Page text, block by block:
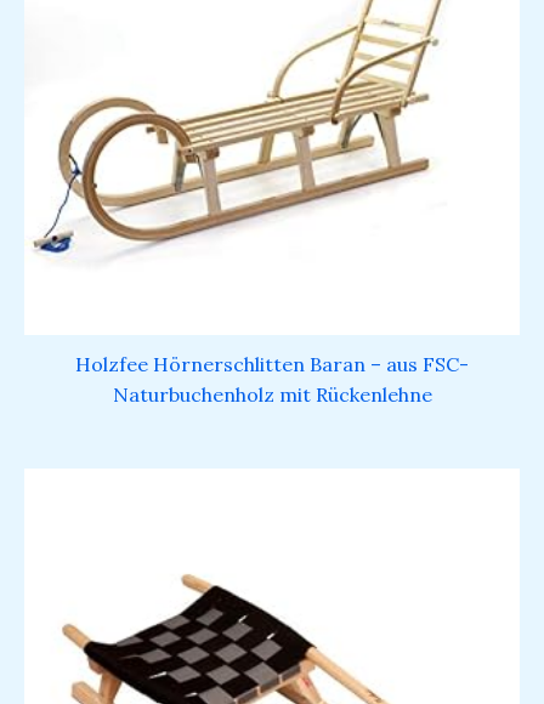
Holzfee Hörnerschlitten Baran – aus FSC-
Naturbuchenholz mit Rückenlehne